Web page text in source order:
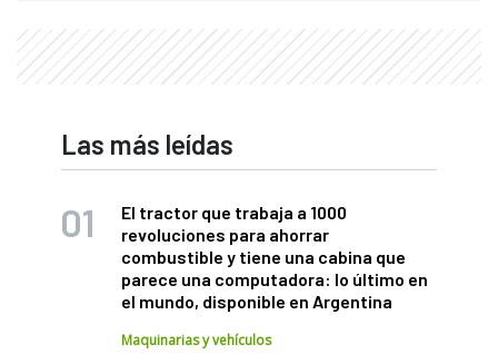
Las más leídas
El tractor que trabaja a 1000
revoluciones para ahorrar
combustible y tiene una cabina que
parece una computadora: lo último en
el mundo, disponible en Argentina
Maquinarias y vehículos